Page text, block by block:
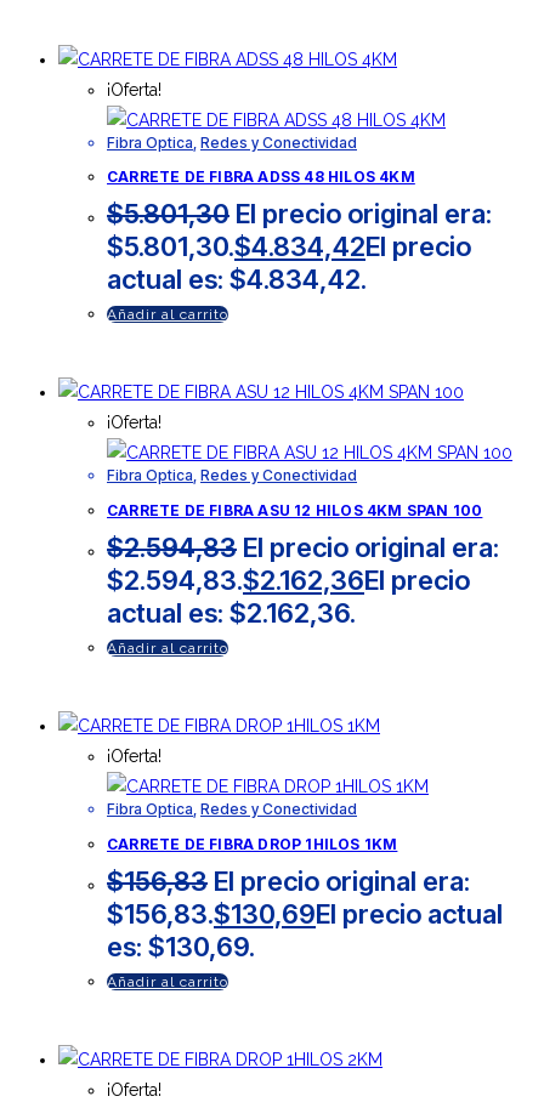
¡Oferta!
Fibra Optica Redes y Conectividad
CARRETE DE FIBRA ADSS 48 HILOS 4KM
$5.801,30 El precio original era:
$5.801,30.$4.834,42El precio
actual es: $4.834,42.
Añadir al carrito
¡Oferta!
Fibra Optica, Redes y Conectividad
CARRETE DE FIBRA ASU 12 HILOS 4KM SPAN 100
$2.594,83 El precio original era:
$2.594,83.$2.162,36El precio
actual es: $2.162,36.
Añadir al carrito
¡Oferta!
Fibra Optica, Redes y Conectividad
CARRETE DE FIBRA DROP 1HILOS 1KM
$156,83 El precio original era:
$156,83.$130,69El precio actual
es: $130,69.
Añadir al carrito
¡Oferta!